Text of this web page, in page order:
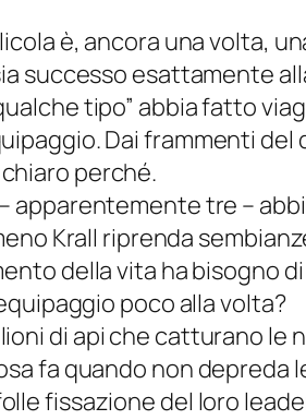
è, ancora una volta,
successo esattamente
tipo” abbia fatto
Dai frammenti
perché.
apparentemente tre –
Krall riprenda
della vita ha bisogno
poco alla volta?
di api che catturano le
fa quando non
fissazione del loro